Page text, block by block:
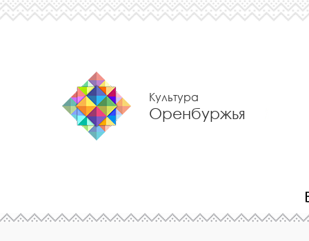
Культура
Оренбуржья